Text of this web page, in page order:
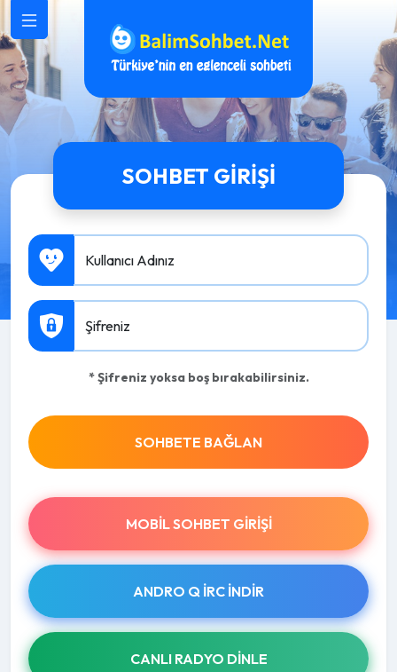
SOHBET GIRIŞI
Kullanıcı Adınız
Şifreniz
* Şifreniz yoksa boş bırakabilirsiniz.
SOHBETE BAĞLAN
MOBIL SOHBET GIRIŞI
ANDRO Q İRC INDIR
CANLI RADYO DINLE